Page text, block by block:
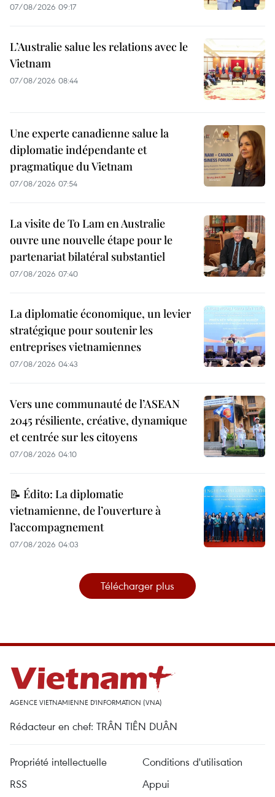
07/08/2026 09:17
L’Australie salue les relations avec le
Vietnam
07/08/2026 08:44
Une experte canadienne salue la
diplomatie indépendante et
pragmatique du Vietnam
07/08/2026 07:54
La visite de To Lam en Australie
ouvre une nouvelle étape pour le
partenariat bilatéral substantiel
07/08/2026 07:40
La diplomatie économique, un levier
stratégique pour soutenir les
entreprises vietnamiennes
07/08/2026 04:43
Vers une communauté de l’ASEAN
2045 résiliente, créative, dynamique
et centrée sur les citoyens
07/08/2026 04:10
📝 Édito: La diplomatie
vietnamienne, de l’ouverture à
l’accompagnement
07/08/2026 04:03
Télécharger plus
AGENCE VIETNAMIENNE D'INFORMATION (VNA)
Rédacteur en chef: TRÂN TIÊN DUÂN
Propriété intellectuelle
Conditions d'utilisation
RSS
Appui